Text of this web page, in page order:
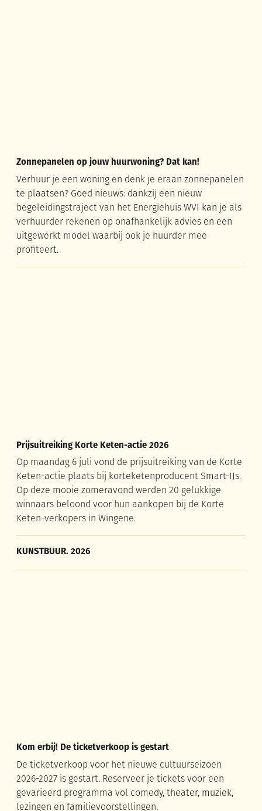
Zonnepanelen op jouw huurwoning? Dat kan!
Verhuur je een woning en denk je eraan zonnepanelen
te plaatsen? Goed nieuws: dankzij een nieuw
begeleidingstraject van het Energiehuis WVI kan je als
verhuurder rekenen op onafhankelijk advies en een
uitgewerkt model waarbij ook je huurder mee
profiteert.
Prijsuitreiking Korte Keten-actie 2026
Op maandag 6 juli vond de prijsuitreiking van de Korte
Keten-actie plaats bij korteketenproducent Smart-IJs.
Op deze mooie zomeravond werden 20 gelukkige
winnaars beloond voor hun aankopen bij de Korte
Keten-verkopers in Wingene.
KUNSTBUUR. 2026
KUNSTBUUR. 2026
Kom erbij! De ticketverkoop is gestart
De ticketverkoop voor het nieuwe cultuurseizoen
2026-2027 is gestart. Reserveer je tickets voor een
gevarieerd programma vol comedy, theater, muziek,
lezingen en familievoorstellingen.